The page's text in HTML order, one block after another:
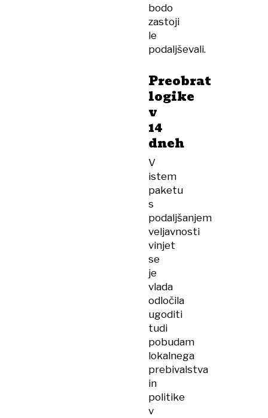
bodo
zastoji
le
podaljševali.
Preobrat
logike
v
14
dneh
V
istem
paketu
s
podaljšanjem
veljavnosti
vinjet
se
je
vlada
odločila
ugoditi
tudi
pobudam
lokalnega
prebivalstva
in
politike
v